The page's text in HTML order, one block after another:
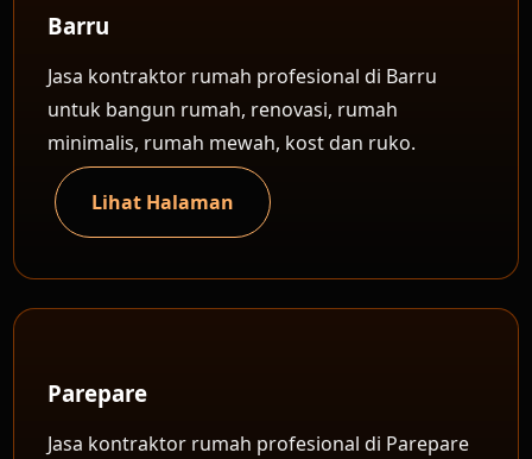
Barru
Jasa kontraktor rumah profesional di Barru
untuk bangun rumah, renovasi, rumah
minimalis, rumah mewah, kost dan ruko.
Lihat Halaman
Parepare
Jasa kontraktor rumah profesional di Parepare